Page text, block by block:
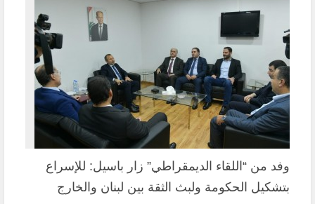
وفد من “اللقاء الديمقراطي” زار باسيل: للإسراع
بتشكيل الحكومة ولبث الثقة بين لبنان والخارج